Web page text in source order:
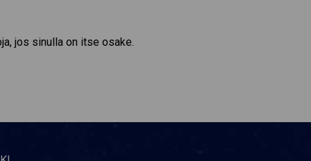
jos sinulla on itse osake.